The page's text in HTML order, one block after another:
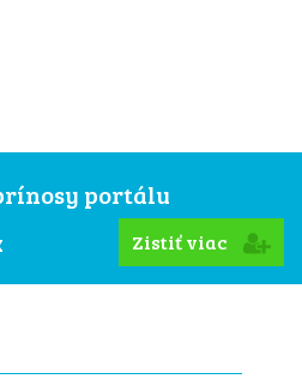
portálu
Zistiť viac